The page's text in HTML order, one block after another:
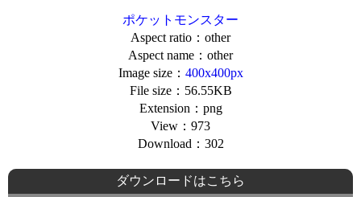
ポケットモンスター
Aspect ratio：other
Aspect name：other
Image size： 400x400px
File size：56.55KB
Extension：png
View：973
Download：302
ダウンロードはこちら